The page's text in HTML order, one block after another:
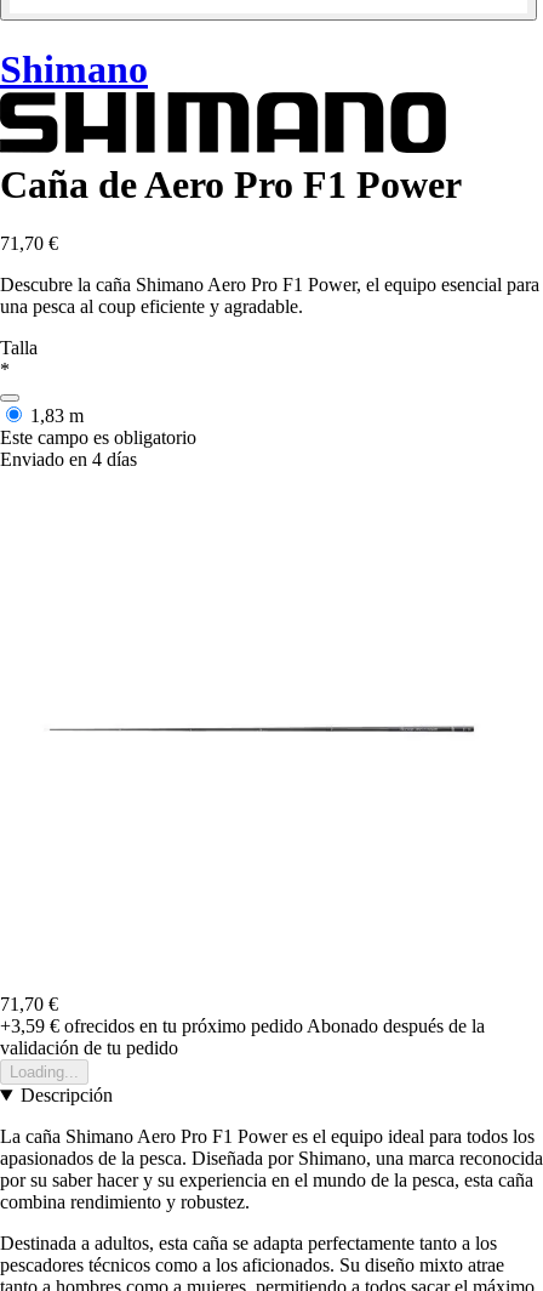
Shimano
Caña de Aero Pro F1 Power
71,70 €
Descubre la caña Shimano Aero Pro F1 Power, el equipo esencial para
una pesca al coup eficiente y agradable.
Talla
*
1,83 m
Este campo es obligatorio
Enviado en 4 días
71,70 €
+3,59 € ofrecidos en tu próximo pedido Abonado después de la
validación de tu pedido
Loading...
Descripción
La caña Shimano Aero Pro F1 Power es el equipo ideal para todos los
apasionados de la pesca. Diseñada por Shimano, una marca reconocida
por su saber hacer y su experiencia en el mundo de la pesca, esta caña
combina rendimiento y robustez.
Destinada a adultos, esta caña se adapta perfectamente tanto a los
pescadores técnicos como a los aficionados. Su diseño mixto atrae
tanto a hombres como a mujeres, permitiendo a todos sacar el máximo